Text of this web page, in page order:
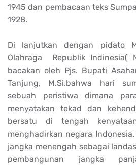
1945 dan pembacaan teks
1928.
Di lanjutkan dengan pidato
Olahraga Republik Indinesia(
bacakan oleh Pjs. Bupati
Tanjung, M.Si.bahwa hari
sebuah peristiwa dimana
menyatakan tekad dan
bersatu di tengah
menghadirkan negara
jangka menengah sebagai
pembangunan jangka